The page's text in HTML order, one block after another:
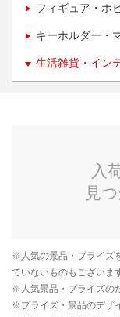
フィギュア・ホ
キーホルダー・
生活雑貨・イン